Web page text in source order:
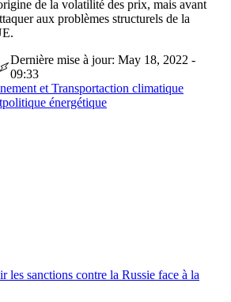
de la volatilité des prix, mais avant
aux problèmes structurels de la
Dernière mise à jour: May 18, 2022 -
09:33
et Transportaction climatique
politique énergétique
les sanctions contre la Russie face à la